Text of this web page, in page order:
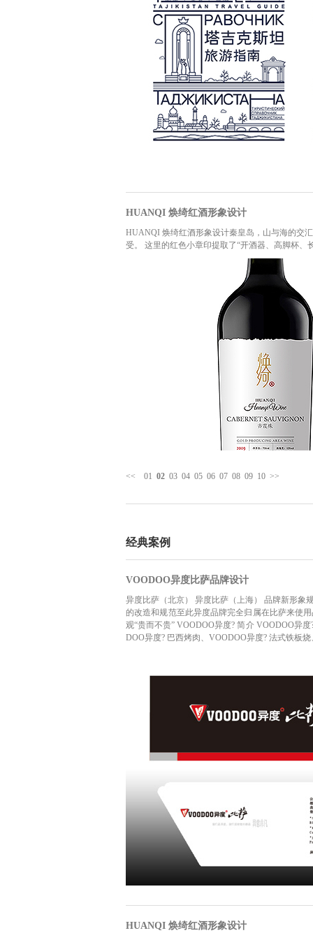
HUANQI 焕绮红酒形象设计
HUANQI 焕绮红酒形象设计秦皇岛，山与海的交
受。 这里的红色小章印提取了“开酒器、高脚杯、
<< 01 02 03 04 05 06 07 08 09 10 >>
经典案例
VOODOO异度比萨品牌设计
异度比萨（北京） 异度比萨（上海） 品牌新形象
的改造和规范至此异度品牌完全归属在比萨来使
观“贵而不贵” VOODOO异度? 简介 VOODOO异
DOO异度? 巴西烤肉、VOODOO异度? 法式铁板
HUANQI 焕绮红酒形象设计